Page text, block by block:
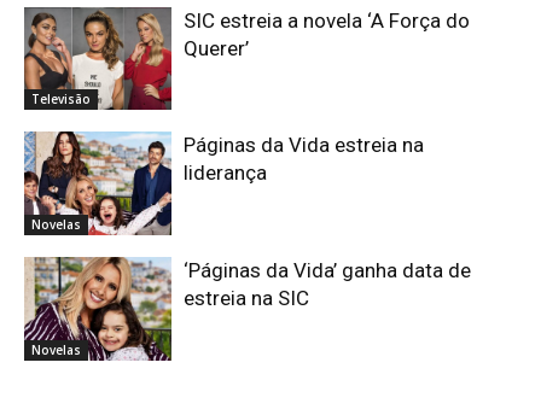
Televisão
SIC estreia a novela ‘A Força do
Querer’
Novelas
Páginas da Vida estreia na
liderança
Novelas
‘Páginas da Vida’ ganha data de
estreia na SIC